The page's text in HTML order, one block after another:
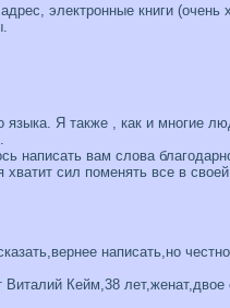
электронные книги (очень
языка. Я также , как и многие
написать вам слова
сил поменять все в
написать,но
Кейм,38